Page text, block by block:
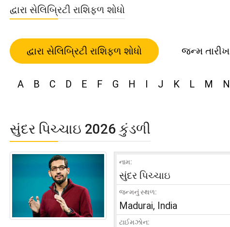
દ્વારા સેલિબ્રિટી રાશિફળ શોધો
દ્વારા સેલિબ્રિટી રાશિફળ શોધો જન્મ તારીખ
A B C D E F G H I J K L M N
સુંદર પિચ્ચાઇ 2026 કુંડળી
નામ:
સુંદર પિચ્ચાઇ
જન્મનું સ્થળ:
Madurai, India
ટાઈમઝોન: